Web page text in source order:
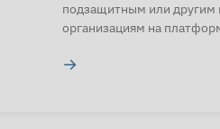
подзащитным или
организациям на
→